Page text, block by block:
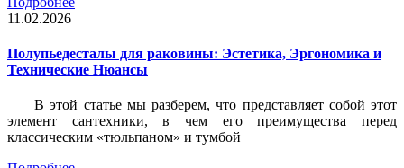
11.02.2026
Полупьедесталы для раковины: Эстетика, Эргономика и
Технические Нюансы
В этой статье мы разберем, что представляет собой этот
элемент сантехники, в чем его преимущества перед
классическим «тюльпаном» и тумбой